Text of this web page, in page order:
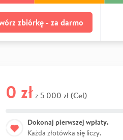
zbiórkę - za darmo
0 zł z 5 000 zł (Cel)
Dokonaj pierwszej wpłaty.
Każda złotówka się liczy.